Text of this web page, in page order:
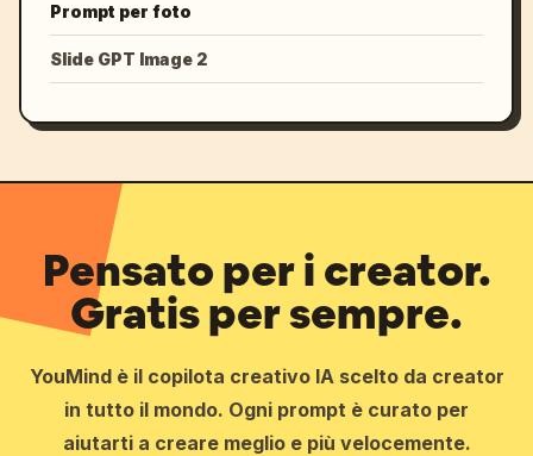
Prompt per foto
Slide GPT Image 2
Pensato per i creator.
Gratis per sempre.
YouMind è il copilota creativo IA scelto da creator
in tutto il mondo. Ogni prompt è curato per
aiutarti a creare meglio e più velocemente.